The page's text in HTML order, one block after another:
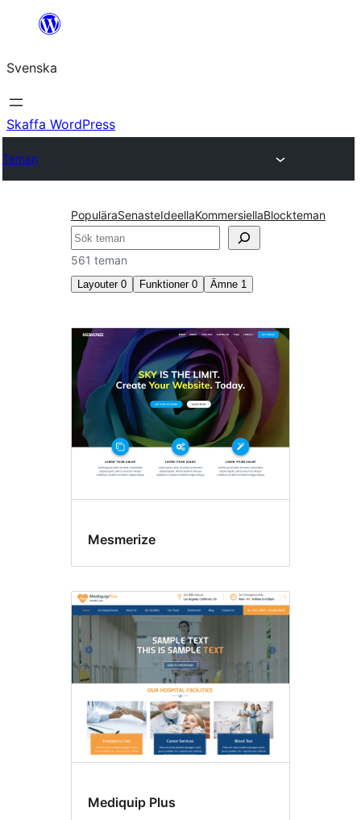
Hoppa
innehåll
Svenska
Skaffa WordPress
Teman
PopuläraSenasteIdeellaKommersiellaBlockteman
Sök
561 teman
Layouter 0 Funktioner 0 Ämne 1
Mat
och
dryck
Mesmerize
Mediquip Plus